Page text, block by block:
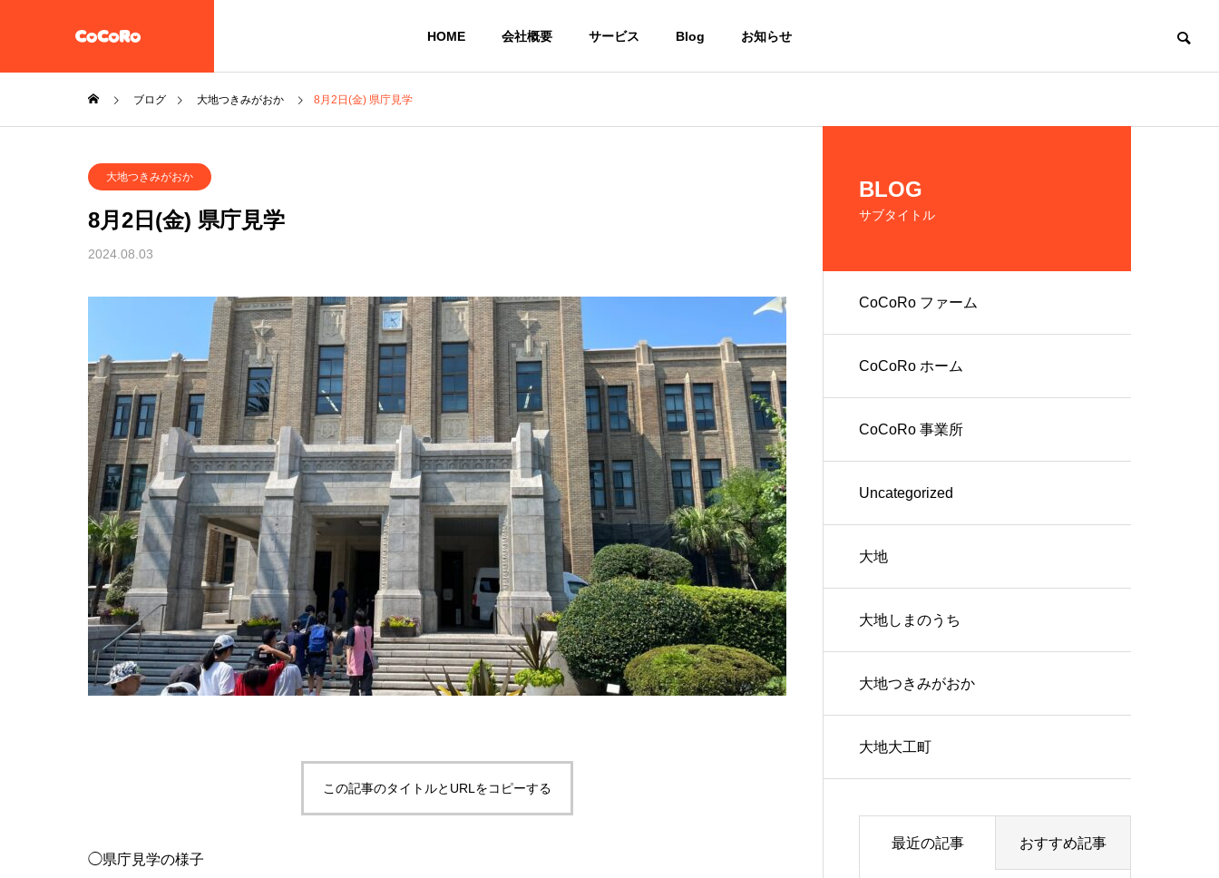
HOME 会社概要 サービス Blog お知らせ
ーム【CoCoRoホーム】
一般社団法人STEP UP
放課後等デイサービス 大地
一般社団法人 誠樹会
企業情報
教え子達の居場所
を作るという想い
放課後等デイサービス
大地
共同生活による住
環境を提供
共同生活援助グループ
ホーム CoCoRoホーム
農作物の生産およ
び販売
農業生産法人 株式会社
CoCoRoファーム
境を提供
就労継続支援A型
ブログ 大地つきみがおか 8月2日(金) 県庁見学
大地つきみがおか
8月2日(金) 県庁見学
2024.08.03
この記事のタイトルとURLをコピーする
◯県庁見学の様子
BLOG
サブタイトル
CoCoRo ファーム
CoCoRo ホーム
CoCoRo 事業所
Uncategorized
大地
大地しまのうち
大地つきみがおか
大地大工町
最近の記事 おすすめ記事